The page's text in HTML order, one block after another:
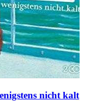
nicht kalt